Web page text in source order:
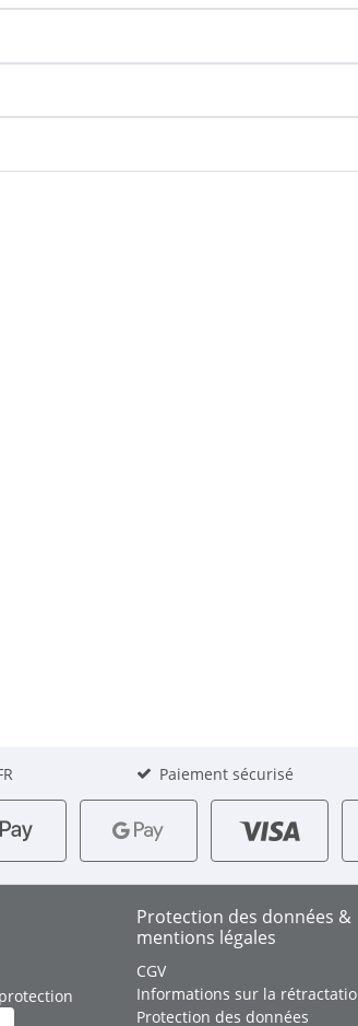
Paiement sécurisé
Protection des données &
mentions légales
CGV
Informations sur la
Protection des données